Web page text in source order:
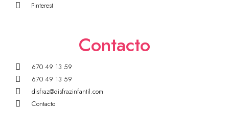
Pinterest
Contacto
670 49 13 59
670 49 13 59
disfraz@disfrazinfantil.com
Contacto